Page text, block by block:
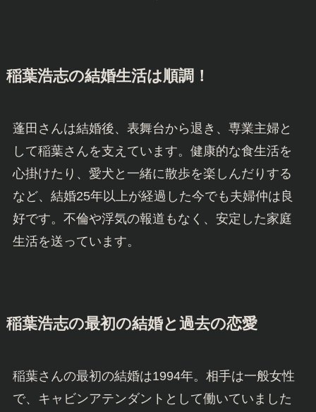
稲葉浩志の結婚生活は順調！
蓬田さんは結婚後、表舞台から退き、専業主婦と
して稲葉さんを支えています。健康的な食生活を
心掛けたり、愛犬と一緒に散歩を楽しんだりする
など、結婚25年以上が経過した今でも夫婦仲は良
好です。不倫や浮気の報道もなく、安定した家庭
生活を送っています。
稲葉浩志の最初の結婚と過去の恋愛
稲葉さんの最初の結婚は1994年。相手は一般女性
で、キャビンアテンダントとして働いていました